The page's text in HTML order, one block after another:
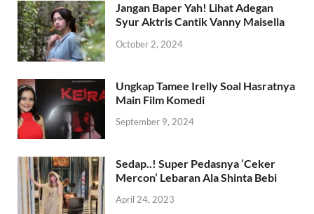
Jangan Baper Yah! Lihat Adegan
Syur Aktris Cantik Vanny Maisella
October 2, 2024
Ungkap Tamee Irelly Soal Hasratnya
Main Film Komedi
September 9, 2024
Sedap..! Super Pedasnya ‘Ceker
Mercon’ Lebaran Ala Shinta Bebi
April 24, 2023